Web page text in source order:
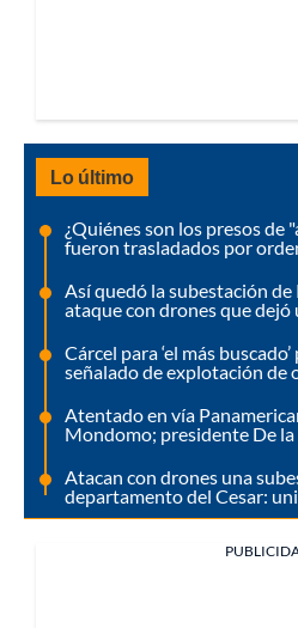
Lo último
¿Quiénes son los presos de
fueron trasladados por
Así quedó la subestación de
ataque con drones que
Cárcel para ‘el más
señalado de explotación de
Atentado en vía
Mondomo; presidente De
Atacan con drones una
departamento del Cesar: